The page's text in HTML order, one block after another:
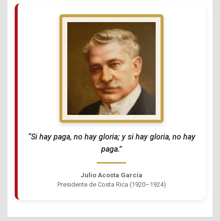
“Si hay paga, no hay gloria; y si hay gloria, no hay
paga.”
Julio Acosta García
Presidente de Costa Rica (1920–1924)